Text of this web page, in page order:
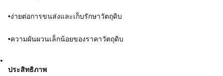
•ง่ายต่อการขนส่งและเก็บรักษาวัตถุดิบ
•ความผันผวนเล็กน้อยของราคาวัตถุดิบ
ประสิทธิภาพ